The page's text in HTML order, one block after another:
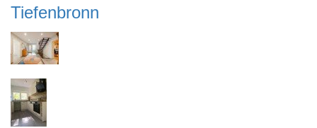
Tiefenbronn